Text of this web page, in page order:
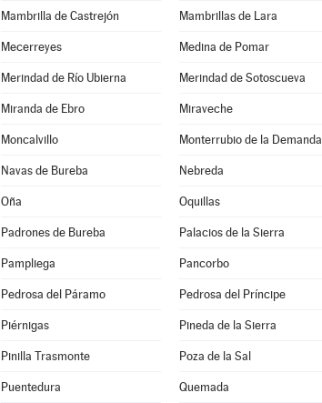
Mambrilla de Castrejón Mambrillas de Lara
Mecerreyes Medina de Pomar
Merindad de Río Ubierna Merindad de Sotoscueva
Miranda de Ebro Miraveche
Moncalvillo Monterrubio de la Demanda
Navas de Bureba Nebreda
Oña Oquillas
Padrones de Bureba Palacios de la Sierra
Pampliega Pancorbo
Pedrosa del Páramo Pedrosa del Príncipe
Piérnigas Pineda de la Sierra
Pinilla Trasmonte Poza de la Sal
Puentedura Quemada